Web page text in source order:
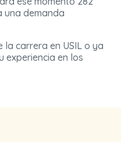
una demanda
la carrera en USIL o ya
experiencia en los